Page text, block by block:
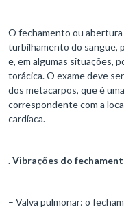
O fechamento ou abertura
turbilhamento do sangue,
e, em algumas situações,
torácica. O exame deve
dos metacarpos, que é
correspondente com a
cardíaca.
.Vibrações do
– Valva pulmonar: o